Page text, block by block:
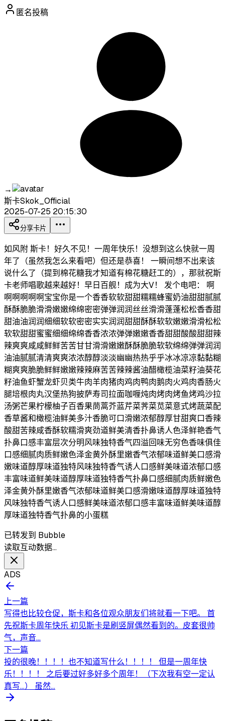
匿名投稿
→
斯卡Skok_Official
2025-07-25 20:15:30
分享卡片
如风附 斯卡！好久不见！一周年快乐！没想到这么快就一周
年了（虽然我怎么来看吧）但还是恭喜！ 一瞬间想不出来该
说什么了（提到棉花糖我才知道有棉花糖赶工的），那就祝斯
卡老师唱歌越来越好！早日百舰！成为大V！ 发个电吧： 啊
啊啊啊啊啊宝宝你是一个香香软软甜甜糯糯蜂蜜奶油甜甜腻腻
酥酥脆脆滑滑嫩嫩绵绵密密弹弹润润丝丝滑滑蓬蓬松松香香甜
甜油油润润细细软软密密实实润润甜甜酥酥软软嫩嫩滑滑松松
软软甜甜蜜蜜细细绵绵香香浓浓弹弹嫩嫩香香甜甜酸酸甜甜辣
辣爽爽咸咸鲜鲜苦苦甘甘滑滑嫩嫩酥酥脆脆软软绵绵弹弹润润
油油腻腻清清爽爽浓浓醇醇淡淡幽幽热热乎乎冰冰凉凉黏黏糊
糊爽爽脆脆鲜鲜嫩嫩辣辣麻苦苦辣辣酱油醋橄榄油菜籽油葵花
籽油鱼虾蟹龙虾贝类牛肉羊肉猪肉鸡肉鸭肉鹅肉火鸡肉香肠火
腿培根肉丸汉堡热狗披萨寿司拉面咖喱炖肉烤肉烤鱼烤鸡沙拉
汤粥芒果柠檬柚子百香果茼蒿芥蓝芹菜荠菜苋菜意式烤蔬菜配
香草酱和橄榄油鲜美多汁香脆可口滑嫩浓郁醇厚甘甜爽口香辣
酸甜苦辣咸香酥软糯滑爽劲道鲜美清香扑鼻诱人色泽鲜艳香气
扑鼻口感丰富层次分明风味独特香气四溢回味无穷色香味俱佳
口感细腻肉质鲜嫩色泽金黄外酥里嫩香气浓郁味道鲜美口感滑
嫩味道醇厚味道独特风味独特香气诱人口感鲜美味道浓郁口感
丰富味道鲜美味道醇厚味道独特香气扑鼻口感细腻肉质鲜嫩色
泽金黄外酥里嫩香气浓郁味道鲜美口感滑嫩味道醇厚味道独特
风味独特香气诱人口感鲜美味道浓郁口感丰富味道鲜美味道醇
厚味道独特香气扑鼻的小蛋糕
已转发到 Bubble
读取互动数据…
ADS
上一篇
写得也比较仓促，斯卡和各位观众朋友们将就看一下吧。 首
先祝斯卡周年快乐 初见斯卡是刷竖屏偶然看到的。皮套很帅
气，声音...
下一篇
投的很晚！！！！也不知道写什么！！！！ 但是一周年快
乐！！！！ 之后要过好多好多个周年！（下次我有空一定认
真写…） 虽然...